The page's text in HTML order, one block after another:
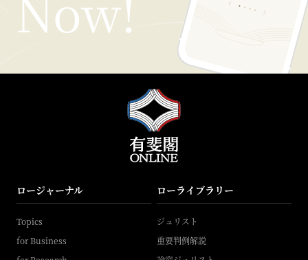
ロージャーナル
Topics
for Business
ローライブラリー
ジュリスト
重要判例解説